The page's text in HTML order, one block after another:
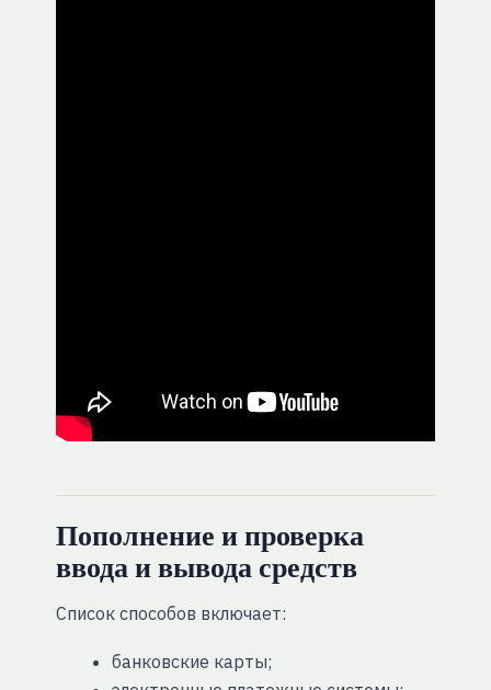
Пополнение и проверка
ввода и вывода средств
Список способов включает:
банковские карты;